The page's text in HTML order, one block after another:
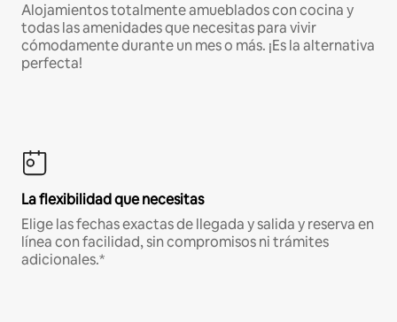
Alojamientos totalmente amueblados con cocina y
todas las amenidades que necesitas para vivir
cómodamente durante un mes o más. ¡Es la alternativa
perfecta!
La flexibilidad que necesitas
Elige las fechas exactas de llegada y salida y reserva en
línea con facilidad, sin compromisos ni trámites
adicionales.*